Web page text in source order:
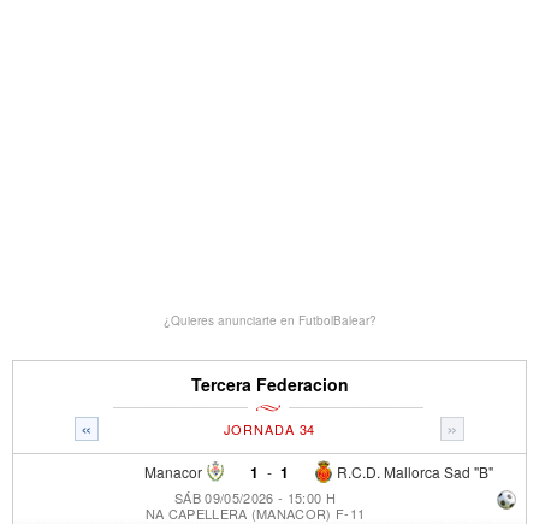
¿Quieres anunciarte en FutbolBalear?
Tercera Federacion
« »
JORNADA 34
Manacor 1 - R.C.D. Mallorca Sad "B"
1
SÁB 09/05/2026 - 15:00 H
NA CAPELLERA (MANACOR) F-11